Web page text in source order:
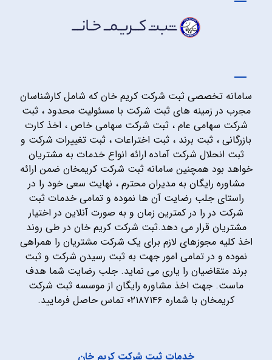
سامانه تخصصی ثبت شرکت کریم خان که شامل کارشناسان
مجرب در زمینه های ثبت شرکت با مسئولیت محدود ، ثبت
شرکت سهامی عام ، ثبت شرکت سهامی خاص ، اخذ کارت
بازرگانی ، ثبت برند ، ثبت اختراعات ، ثبت تغییرات شرکت و
ثبت انحلال شرکت آماده ارائه انواع خدمات به مشتریان
خواهد بود همچنین سامانه ثبت شرکت کریمخان ضمن ارائه
مشاوره رایگان به مدیران محترم ، نهایت سعی خود را در
راستای جلب رضایت آن ها نموده و تمامی خدمات ثبت
شرکت در را در کمترین زمان و به صورت آنلاین در اختیار
مشتریان قرار می دهد.ثبت شرکت کریم خان در طی روند
اخذ کلیه مجوزهای لازم برای یک شرکت مشتریان را همراهی
نموده و در تمامی امور جهت به ثبت رسیدن شرکت و ثبت
برند متقاضیان را یاری می نماید. جلب رضایت شما هدف
ماست. جهت اخذ مشاوره رایگان از موسسه ثبت شرکت
کریمخان با شماره ۰۲۱۸۷۱۴۶ تماس حاصل فرمایید.
خدمات ثبت شرکت کریم خان